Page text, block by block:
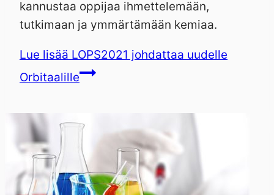
kannustaa oppijaa ihmettelemään,
tutkimaan ja ymmärtämään kemiaa.
Lue lisää LOPS2021 johdattaa uudelle
Orbitaalille